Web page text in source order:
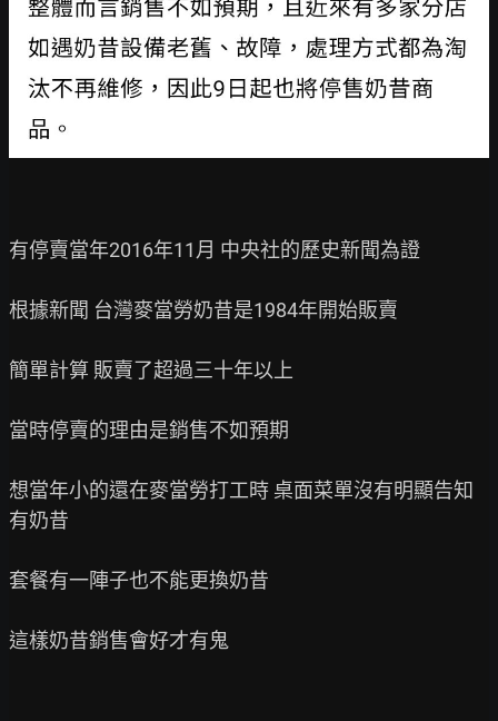
有停賣當年2016年11月 中央社的歷史新聞為證
根據新聞 台灣麥當勞奶昔是1984年開始販賣
簡單計算 販賣了超過三十年以上
當時停賣的理由是銷售不如預期
想當年小的還在麥當勞打工時 桌面菜單沒有明顯告知
有奶昔
套餐有一陣子也不能更換奶昔
這樣奶昔銷售會好才有鬼